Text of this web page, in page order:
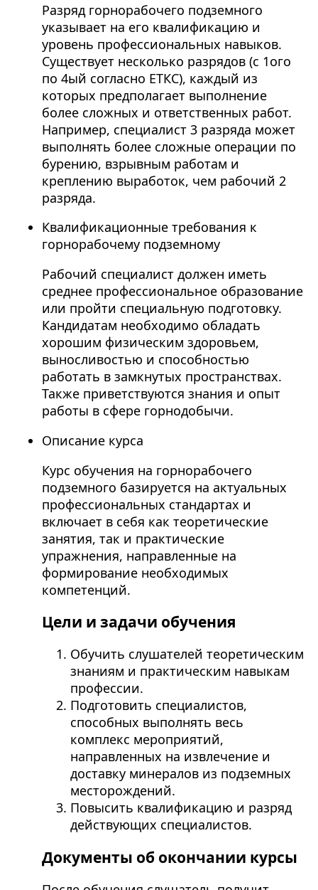
Разряд горнорабочего подземного
указывает на его квалификацию и
уровень профессиональных навыков.
Существует несколько разрядов (с 1ого
по 4ый согласно ЕТКС), каждый из
которых предполагает выполнение
более сложных и ответственных работ.
Например, специалист 3 разряда может
выполнять более сложные операции по
бурению, взрывным работам и
креплению выработок, чем рабочий 2
разряда.
Квалификационные требования к
горнорабочему подземному
Рабочий специалист должен иметь
среднее профессиональное образование
или пройти специальную подготовку.
Кандидатам необходимо обладать
хорошим физическим здоровьем,
выносливостью и способностью
работать в замкнутых пространствах.
Также приветствуются знания и опыт
работы в сфере горнодобычи.
Описание курса
Курс обучения на горнорабочего
подземного базируется на актуальных
профессиональных стандартах и
включает в себя как теоретические
занятия, так и практические
упражнения, направленные на
формирование необходимых
компетенций.
Цели и задачи обучения
Обучить слушателей теоретическим
знаниям и практическим навыкам
профессии.
Подготовить специалистов,
способных выполнять весь
комплекс мероприятий,
направленных на извлечение и
доставку минералов из подземных
месторождений.
Повысить квалификацию и разряд
действующих специалистов.
Документы об окончании курсы